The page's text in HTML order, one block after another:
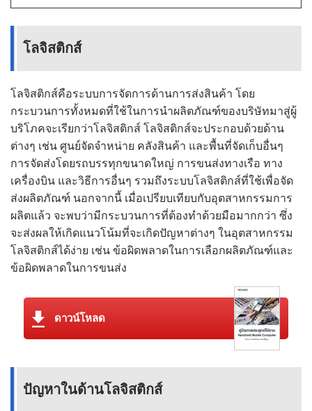
โลจิสติกส์
โลจิสติกส์คือระบบการจัดการด้านการส่งสินค้า โดย
กระบวนการทั้งหมดที่ใช้ในการนำผลิตภัณฑ์ของบริษัทมาสู่ผู้
บริโภคจะเรียกว่าโลจิสติกส์ โลจิสติกส์จะประกอบด้วยด้าน
ต่างๆ เช่น ศูนย์จัดจำหน่าย คลังสินค้า และพื้นที่จัดเก็บอื่นๆ
การจัดส่งโดยรถบรรทุกขนาดใหญ่ การขนส่งทางเรือ ทาง
เครื่องบิน และวิธีการอื่นๆ รวมถึงระบบโลจิสติกส์ที่ใช้เพื่อจัด
ส่งผลิตภัณฑ์ นอกจากนี้ เมื่อเปรียบเทียบกับอุตสาหกรรมการ
ผลิตแล้ว จะพบว่ามีกระบวนการที่ต้องทำด้วยมือมากกว่า ซึ่ง
จะส่งผลให้เกิดแนวโน้มที่จะเกิดปัญหาต่างๆ ในอุตสาหกรรม
โลจิสติกส์ได้ง่าย เช่น ข้อผิดพลาดในการเลือกผลิตภัณฑ์และ
ข้อผิดพลาดในการขนส่ง
ดาวน์โหลด
ปัญหาในด้านโลจิสติกส์